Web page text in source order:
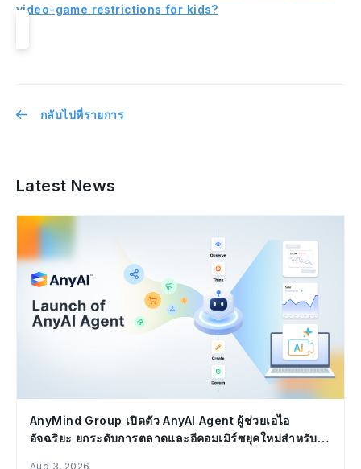
video-game restrictions for kids?
กลับไปที่รายการ
Latest News
AnyMind Group เปิดตัว AnyAI Agent ผู้ช่วยเอไอ
อัจฉริยะ ยกระดับการตลาดและอีคอมเมิร์ซยุคใหม่สำหรับ
Aug 3, 2026